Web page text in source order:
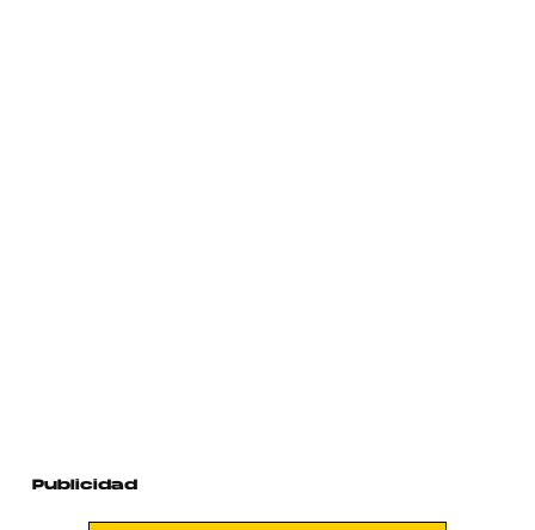
Publicidad